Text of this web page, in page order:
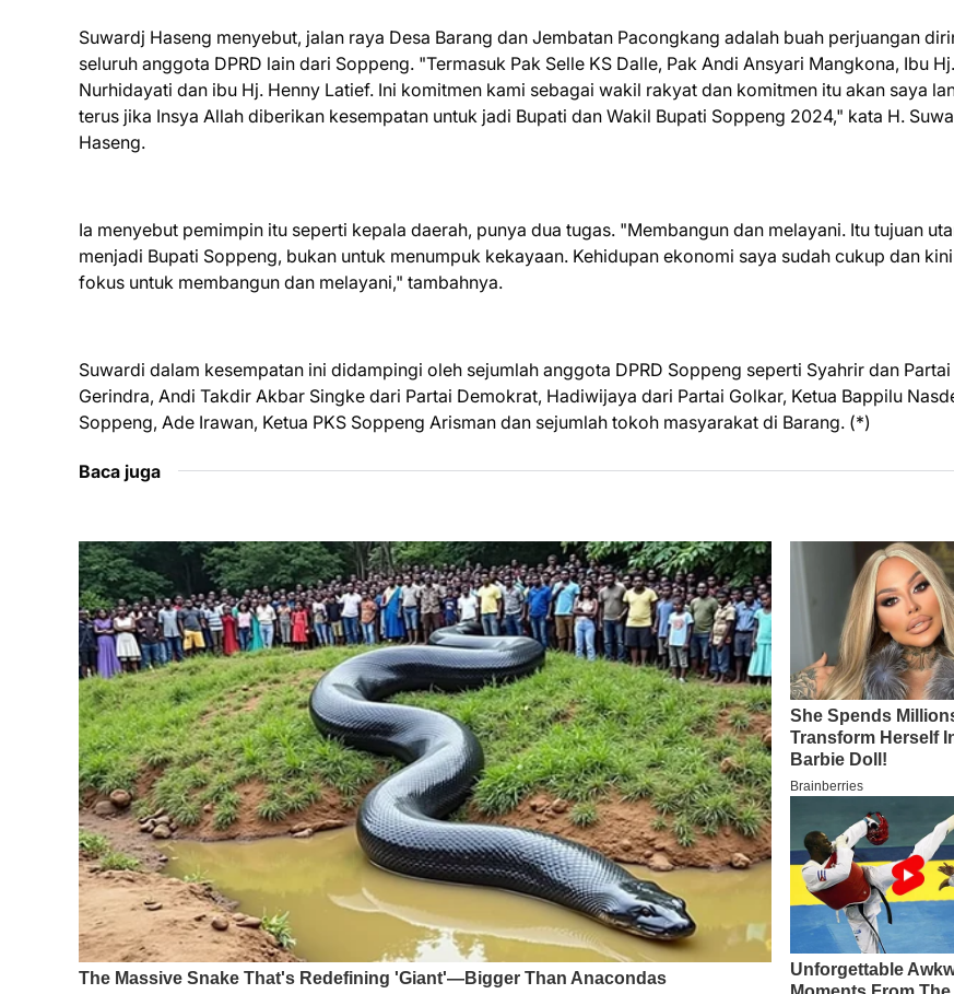
Suwardj Haseng menyebut, jalan raya Desa Barang dan Jembatan Pacongkang adalah buah perjuangan
seluruh anggota DPRD lain dari Soppeng. "Termasuk Pak Selle KS Dalle, Pak Andi Ansyari Mangkona, Ibu
Nurhidayati dan ibu Hj. Henny Latief. Ini komitmen kami sebagai wakil rakyat dan komitmen itu akan saya
terus jika Insya Allah diberikan kesempatan untuk jadi Bupati dan Wakil Bupati Soppeng 2024," kata H.
Haseng.
Ia menyebut pemimpin itu seperti kepala daerah, punya dua tugas. "Membangun dan melayani. Itu tujuan
menjadi Bupati Soppeng, bukan untuk menumpuk kekayaan. Kehidupan ekonomi saya sudah cukup dan
fokus untuk membangun dan melayani," tambahnya.
Suwardi dalam kesempatan ini didampingi oleh sejumlah anggota DPRD Soppeng seperti Syahrir dan Partai
Gerindra, Andi Takdir Akbar Singke dari Partai Demokrat, Hadiwijaya dari Partai Golkar, Ketua Bappilu
Soppeng, Ade Irawan, Ketua PKS Soppeng Arisman dan sejumlah tokoh masyarakat di Barang. (*)
Baca juga
TERIMA KASIH TELAH